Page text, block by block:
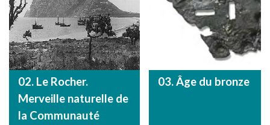
02. Le Rocher.
Merveille naturelle de
la Communauté
03. Âge du bronze